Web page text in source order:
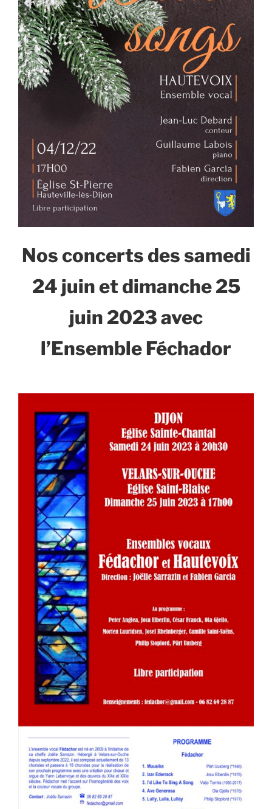
Nos concerts des samedi
24 juin et dimanche 25
juin 2023 avec
l’Ensemble Féchador